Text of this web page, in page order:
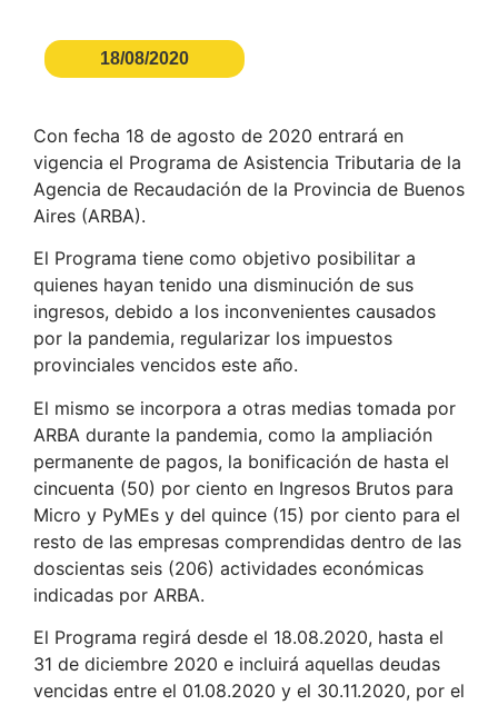
18/08/2020
Con fecha 18 de agosto de 2020 entrará en
vigencia el Programa de Asistencia Tributaria de la
Agencia de Recaudación de la Provincia de Buenos
Aires (ARBA).
El Programa tiene como objetivo posibilitar a
quienes hayan tenido una disminución de sus
ingresos, debido a los inconvenientes causados
por la pandemia, regularizar los impuestos
provinciales vencidos este año.
El mismo se incorpora a otras medias tomada por
ARBA durante la pandemia, como la ampliación
permanente de pagos, la bonificación de hasta el
cincuenta (50) por ciento en Ingresos Brutos para
Micro y PyMEs y del quince (15) por ciento para el
resto de las empresas comprendidas dentro de las
doscientas seis (206) actividades económicas
indicadas por ARBA.
El Programa regirá desde el 18.08.2020, hasta el
31 de diciembre 2020 e incluirá aquellas deudas
vencidas entre el 01.08.2020 y el 30.11.2020, por el